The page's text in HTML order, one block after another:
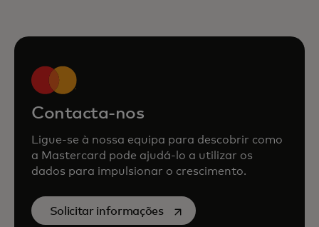
Contacta-nos
Ligue-se à nossa equipa para descobrir como
a Mastercard pode ajudá-lo a utilizar os
dados para impulsionar o crescimento.
Solicitar informaçõesopens in a new tab